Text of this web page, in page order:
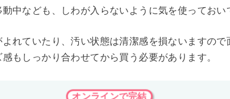
動中なども、しわが入らないように気を使っておい
よれていたり、汚い状態は清潔感を損ないますの
もしっかり合わせてから買う必要があります。